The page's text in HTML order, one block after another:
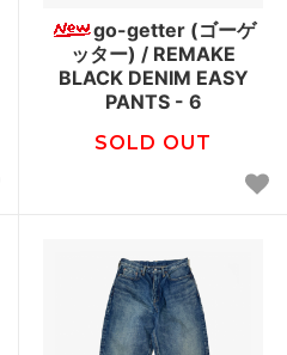
go-getter (ゴーゲ
ッター) / REMAKE
BLACK DENIM EASY
PANTS - 6
SOLD OUT